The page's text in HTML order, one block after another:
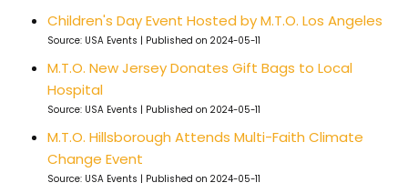
Children's Day Event Hosted by M.T.O. Los Angeles
Source: USA Events Published on 2024-05-11
M.T.O. New Jersey Donates Gift Bags to Local
Hospital
Source: USA Events Published on 2024-05-11
M.T.O. Hillsborough Attends Multi-Faith Climate
Change Event
Source: USA Events Published on 2024-05-11